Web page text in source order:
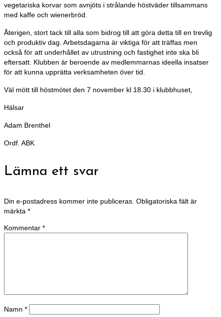
vegetariska korvar som avnjöts i strålande höstväder tillsammans
med kaffe och wienerbröd.
Återigen, stort tack till alla som bidrog till att göra detta till en trevlig
och produktiv dag. Arbetsdagarna är viktiga för att träffas men
också för att underhållet av utrustning och fastighet inte ska bli
eftersatt. Klubben är beroende av medlemmarnas ideella insatser
för att kunna upprätta verksamheten över tid.
Väl mött till höstmötet den 7 november kl 18.30 i klubbhuset,
Hälsar
Adam Brenthel
Ordf. ABK
Lämna ett svar
Din e-postadress kommer inte publiceras. Obligatoriska fält är
märkta *
Kommentar *
Namn *